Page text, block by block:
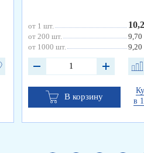
от 1 шт.
от 200 шт.
9,70
от 1000 шт.
9,20
В корзину
в